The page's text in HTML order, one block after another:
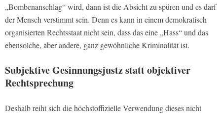
„Bombenanschlag“ wird, dann ist die Absicht zu spüren und es darf
der Mensch verstimmt sein. Denn es kann in einem demokratisch
organisierten Rechtsstaat nicht sein, dass das eine „Hass“ und das
ebensolche, aber andere, ganz gewöhnliche Kriminalität ist.
Subjektive Gesinnungsjustz statt objektiver
Rechtsprechung
Deshalb reiht sich die höchstoffizielle Verwendung dieses nicht